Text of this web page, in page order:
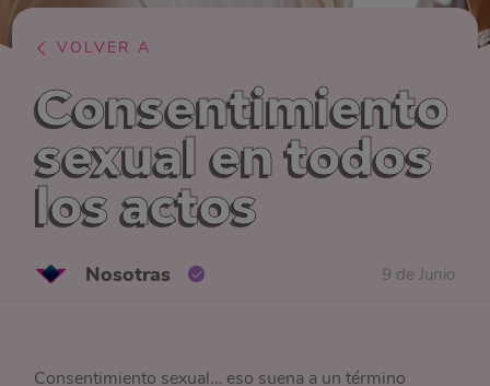
VOLVER A
Consentimiento
sexual en todos
los actos
Nosotras 9 de Junio
Consentimiento sexual… eso suena a un término